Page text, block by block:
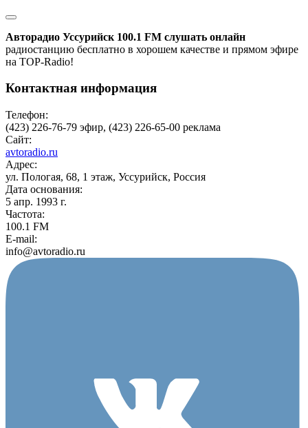
Авторадио Уссурийск 100.1 FM слушать онлайн
радиостанцию бесплатно в хорошем качестве и прямом эфире
на TOP-Radio!
Контактная информация
Телефон:
(423) 226-76-79 эфир, (423) 226-65-00 реклама
Сайт:
avtoradio.ru
Адрес:
ул. Пологая, 68, 1 этаж, Уссурийск, Россия
Дата основания:
5 апр. 1993 г.
Частота:
100.1 FM
E-mail:
info@avtoradio.ru